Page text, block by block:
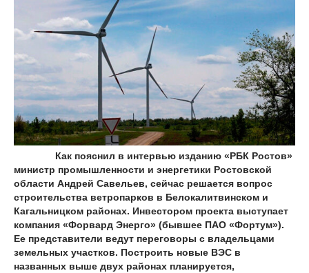
Как пояснил в интервью изданию «РБК Ростов»
министр промышленности и энергетики Ростовской
области Андрей Савельев, сейчас решается вопрос
строительства ветропарков в Белокалитвинском и
Кагальницком районах. Инвестором проекта выступает
компания «Форвард Энерго» (бывшее ПАО «Фортум»).
Ее представители ведут переговоры с владельцами
земельных участков. Построить новые ВЭС в
названных выше двух районах планируется,